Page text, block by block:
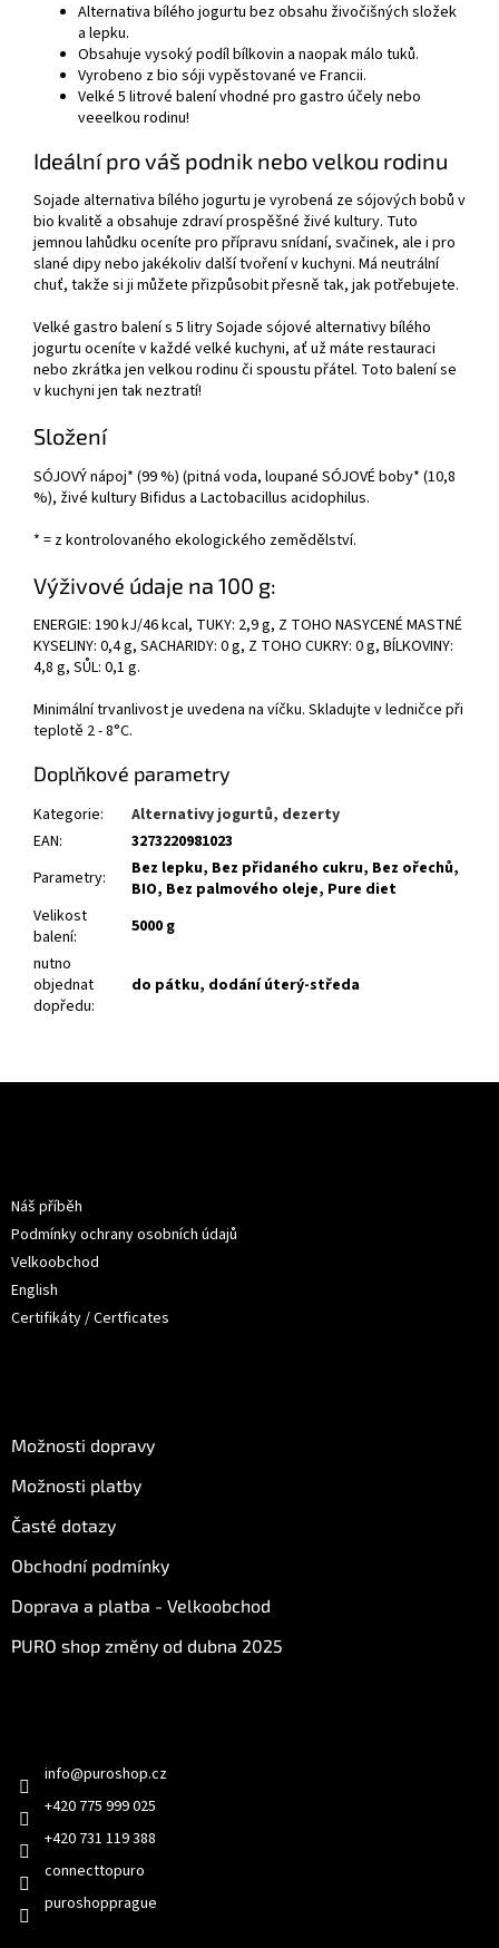
Alternativa bílého jogurtu bez obsahu živočišných složek
a lepku.
Obsahuje vysoký podíl bílkovin a naopak málo tuků.
Vyrobeno z bio sóji vypěstované ve Francii.
Velké 5 litrové balení vhodné pro gastro účely nebo
veeelkou rodinu!
Ideální pro váš podnik nebo velkou rodinu
Sojade alternativa bílého jogurtu je vyrobená ze sójových bobů v
bio kvalitě a obsahuje zdraví prospěšné živé kultury. Tuto
jemnou lahůdku oceníte pro přípravu snídaní, svačinek, ale i pro
slané dipy nebo jakékoliv další tvoření v kuchyni. Má neutrální
chuť, takže si ji můžete přizpůsobit přesně tak, jak potřebujete.
Velké gastro balení s 5 litry Sojade sójové alternativy bílého
jogurtu oceníte v každé velké kuchyni, ať už máte restauraci
nebo zkrátka jen velkou rodinu či spoustu přátel. Toto balení se
v kuchyni jen tak neztratí!
Složení
SÓJOVÝ nápoj* (99 %) (pitná voda, loupané SÓJOVÉ boby* (10,8
%), živé kultury Bifidus a Lactobacillus acidophilus.
* = z kontrolovaného ekologického zemědělství.
Výživové údaje na 100 g:
ENERGIE: 190 kJ/46 kcal, TUKY: 2,9 g, Z TOHO NASYCENÉ MASTNÉ
KYSELINY: 0,4 g, SACHARIDY: 0 g, Z TOHO CUKRY: 0 g, BÍLKOVINY:
4,8 g, SŮL: 0,1 g.
Minimální trvanlivost je uvedena na víčku. Skladujte v ledničce při
teplotě 2 - 8°C.
Doplňkové parametry
Kategorie:
Alternativy jogurtů, dezerty
EAN:
3273220981023
Parametry:
Bez lepku, Bez přidaného cukru, Bez ořechů,
BIO, Bez palmového oleje, Pure diet
Velikost
balení:
5000 g
nutno
objednat
dopředu:
do pátku, dodání úterý-středa
Náš příběh
Podmínky ochrany osobních údajů
Velkoobchod
English
Certifikáty / Certficates
Možnosti dopravy
Možnosti platby
Časté dotazy
Obchodní podmínky
Doprava a platba - Velkoobchod
PURO shop změny od dubna 2025
info@puroshop.cz
+420 775 999 025
+420 731 119 388
connecttopuro
puroshopprague